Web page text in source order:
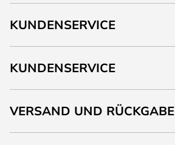
KUNDENSERVICE
KUNDENSERVICE
VERSAND UND RÜCKGABE